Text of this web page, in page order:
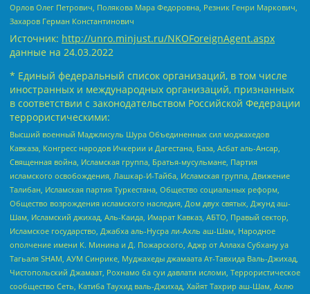
Орлов Олег Петрович, Полякова Мара Федоровна, Резник Генри Маркович,
Захаров Герман Константинович
Источник: http://unro.minjust.ru/NKOForeignAgent.aspx
данные на 24.03.2022
* Единый федеральный список организаций, в том числе
иностранных и международных организаций, признанных
в соответствии с законодательством Российской Федерации
террористическими:
Высший военный Маджлисуль Шура Объединенных сил моджахедов
Кавказа, Конгресс народов Ичкерии и Дагестана, База, Асбат аль-Ансар,
Священная война, Исламская группа, Братья-мусульмане, Партия
исламского освобождения, Лашкар-И-Тайба, Исламская группа, Движение
Талибан, Исламская партия Туркестана, Общество социальных реформ,
Общество возрождения исламского наследия, Дом двух святых, Джунд аш-
Шам, Исламский джихад, Аль-Каида, Имарат Кавказ, АБТО, Правый сектор,
Исламское государство, Джабха аль-Нусра ли-Ахль аш-Шам, Народное
ополчение имени К. Минина и Д. Пожарского, Аджр от Аллаха Субхану уа
Тагьаля SHAM, АУМ Синрике, Муджахеды джамаата Ат-Тавхида Валь-Джихад,
Чистопольский Джамаат, Рохнамо ба суи давлати исломи, Террористическое
сообщество Сеть, Катиба Таухид валь-Джихад, Хайят Тахрир аш-Шам, Ахлю